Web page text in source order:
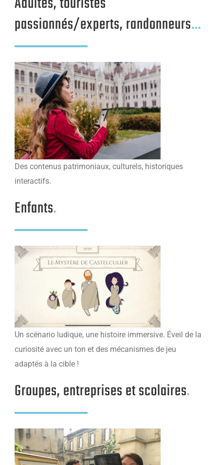
passionnés/experts, randonneurs…
Des contenus patrimoniaux, culturels, historiques
interactifs.
Enfants.
Un scénario ludique, une histoire immersive. Éveil de la
curiosité avec un ton et des mécanismes de jeu
adaptés à la cible !
Groupes, entreprises et scolaires.